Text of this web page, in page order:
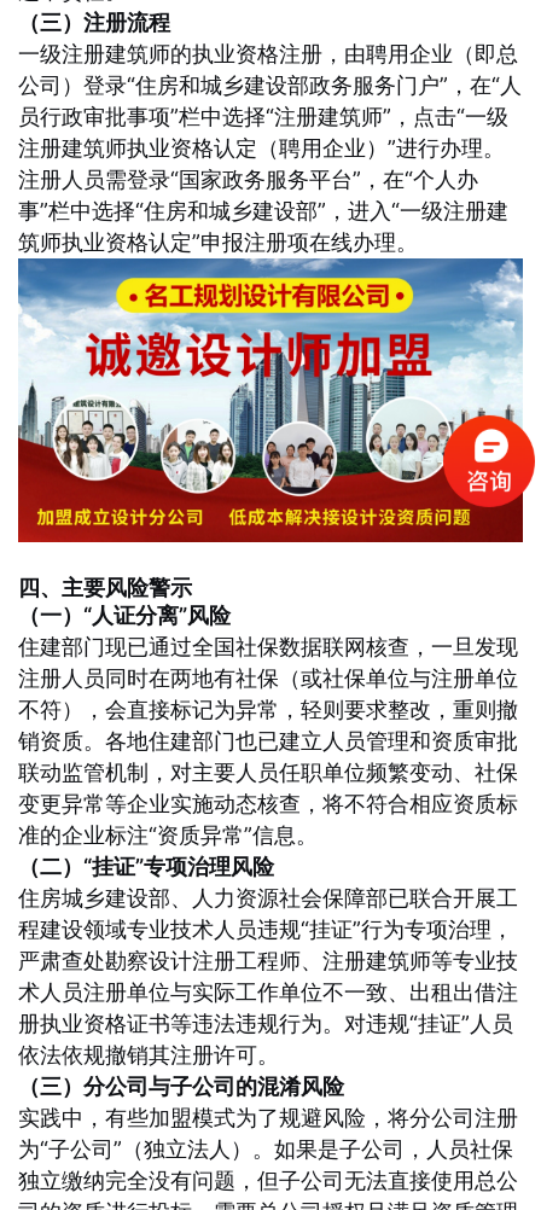
（三）注册流程
一级注册建筑师的执业资格注册，由聘用企业（即总
公司）登录“住房和城乡建设部政务服务门户”，在“人
员行政审批事项”栏中选择“注册建筑师”，点击“一级
注册建筑师执业资格认定（聘用企业）”进行办理。
注册人员需登录“国家政务服务平台”，在“个人办
事”栏中选择“住房和城乡建设部”，进入“一级注册建
筑师执业资格认定”申报注册项在线办理。
四、主要风险警示
（一）“人证分离”风险
住建部门现已通过全国社保数据联网核查，一旦发现
注册人员同时在两地有社保（或社保单位与注册单位
不符），会直接标记为异常，轻则要求整改，重则撤
销资质。各地住建部门也已建立人员管理和资质审批
联动监管机制，对主要人员任职单位频繁变动、社保
变更异常等企业实施动态核查，将不符合相应资质标
准的企业标注“资质异常”信息。
（二）“挂证”专项治理风险
住房城乡建设部、人力资源社会保障部已联合开展工
程建设领域专业技术人员违规“挂证”行为专项治理，
严肃查处勘察设计注册工程师、注册建筑师等专业技
术人员注册单位与实际工作单位不一致、出租出借注
册执业资格证书等违法违规行为。对违规“挂证”人员
依法依规撤销其注册许可。
（三）分公司与子公司的混淆风险
实践中，有些加盟模式为了规避风险，将分公司注册
为“子公司”（独立法人）。如果是子公司，人员社保
独立缴纳完全没有问题，但子公司无法直接使用总公